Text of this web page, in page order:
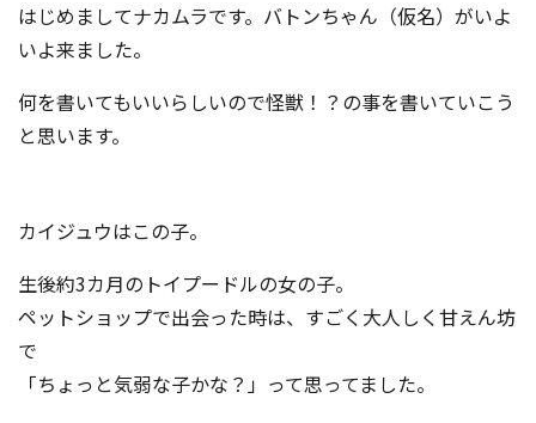
はじめましてナカムラです。バトンちゃん（仮名）がいよ
いよ来ました。
何を書いてもいいらしいので怪獣！？の事を書いていこう
と思います。
カイジュウはこの子。
生後約3カ月のトイプードルの女の子。
ペットショップで出会った時は、すごく大人しく甘えん坊
で
「ちょっと気弱な子かな？」って思ってました。